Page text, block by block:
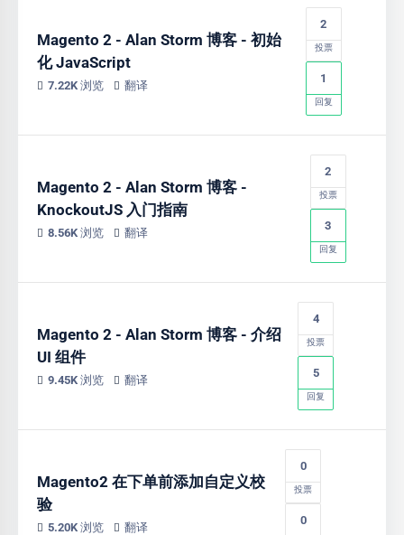
Magento 2 - Alan Storm 博客 - 初始
化 JavaScript
7.22K 浏览 翻译
2
投票
1
回复
Magento 2 - Alan Storm 博客 -
KnockoutJS 入门指南
8.56K 浏览 翻译
2
投票
3
回复
Magento 2 - Alan Storm 博客 - 介绍
UI 组件
9.45K 浏览 翻译
4
投票
5
回复
Magento2 在下单前添加自定义校
验
5.20K 浏览 翻译
0
投票
0